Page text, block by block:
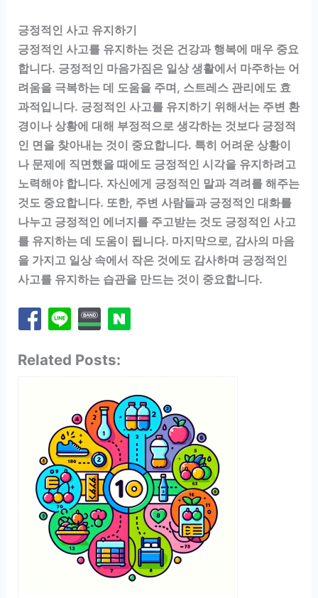
긍정적인 사고 유지하기
긍정적인 사고를 유지하는 것은 건강과 행복에 매우 중요
합니다. 긍정적인 마음가짐은 일상 생활에서 마주하는 어
려움을 극복하는 데 도움을 주며, 스트레스 관리에도 효
과적입니다. 긍정적인 사고를 유지하기 위해서는 주변 환
경이나 상황에 대해 부정적으로 생각하는 것보다 긍정적
인 면을 찾아내는 것이 중요합니다. 특히 어려운 상황이
나 문제에 직면했을 때에도 긍정적인 시각을 유지하려고
노력해야 합니다. 자신에게 긍정적인 말과 격려를 해주는
것도 중요합니다. 또한, 주변 사람들과 긍정적인 대화를
나누고 긍정적인 에너지를 주고받는 것도 긍정적인 사고
를 유지하는 데 도움이 됩니다. 마지막으로, 감사의 마음
을 가지고 일상 속에서 작은 것에도 감사하며 긍정적인
사고를 유지하는 습관을 만드는 것이 중요합니다.
Related Posts: